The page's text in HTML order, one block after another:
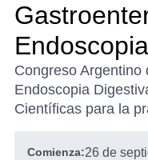
Congreso
Endoscopia
Científicas para la
Comienza:26 de